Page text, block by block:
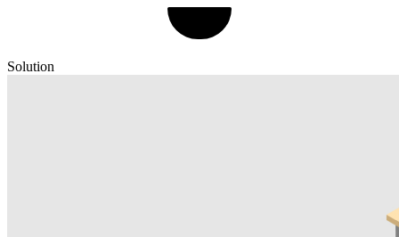
Solution